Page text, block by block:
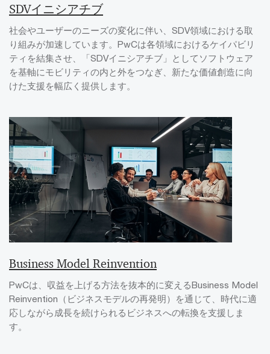
SDVイニシアチブ
社会やユーザーのニーズの変化に伴い、SDV領域における取
り組みが加速しています。PwCは各領域におけるケイパビリ
ティを結集させ、「SDVイニシアチブ」としてソフトウェア
を基軸にモビリティの内と外をつなぎ、新たな価値創造に向
けた支援を幅広く提供します。
Business Model Reinvention
PwCは、収益を上げる方法を抜本的に変えるBusiness Model
Reinvention（ビジネスモデルの再発明）を通じて、時代に適
応しながら成長を続けられるビジネスへの転換を支援しま
す。